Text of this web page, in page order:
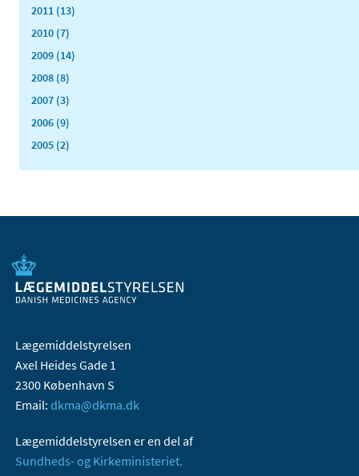
2011 (13)
2010 (7)
2009 (14)
2008 (8)
2007 (3)
2006 (9)
2005 (2)
Lægemiddelstyrelsen
Axel Heides Gade 1
2300 København S
Email: dkma@dkma.dk
Lægemiddelstyrelsen er en del af
Sundheds- og Kirkeministeriet.